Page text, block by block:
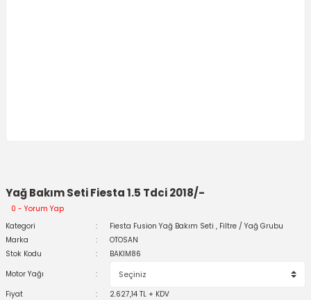
Yağ Bakım Seti Fiesta 1.5 Tdci 2018/-
0 - Yorum Yap
Kategori
Fiesta Fusion Yağ Bakım Seti , Filtre / Yağ Grubu
Marka
OTOSAN
Stok Kodu
BAKIM86
Motor Yağı
Fiyat
2.627,14 TL + KDV